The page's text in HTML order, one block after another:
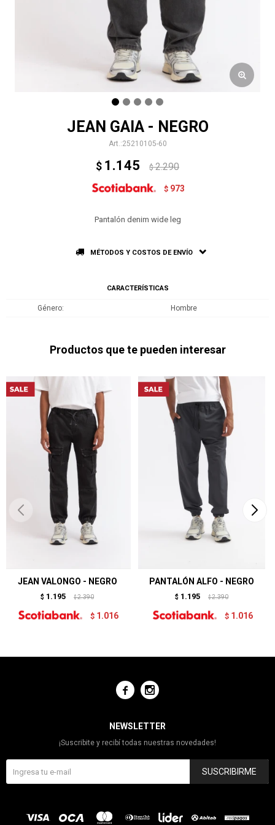
JEAN GAIA - NEGRO
25210105-60
$ 1.145 $ 2.290
$ 973
Pantalón denim wide leg
MÉTODOS Y COSTOS DE ENVÍO
CARACTERÍSTICAS
Género Hombre
Productos que te pueden interesar
JEAN VALONGO - NEGRO
$ 1.195 $ 2.390
$ 1.016
PANTALÓN ALFO - NEGRO
$ 1.195 $ 2.390
$ 1.016
 
NEWSLETTER
¡Suscribite y recibí todas nuestras novedades!
SUSCRIBIRME